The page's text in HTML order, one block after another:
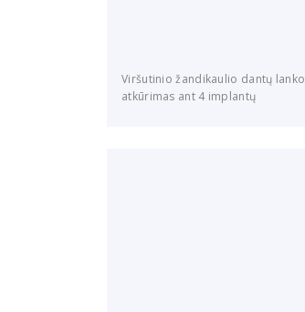
Viršutinio žandikaulio dantų lanko
atkūrimas ant 4 implantų